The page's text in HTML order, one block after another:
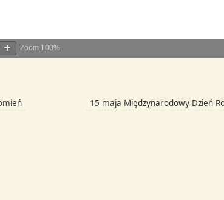
Zoom 100%
15 maja Międzynarodowy Dzień